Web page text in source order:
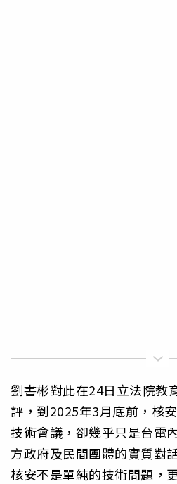
劉書彬對此在24日立法院教
評，到2025年3月底前，核
技術會議，卻幾乎只是台電
方政府及民間團體的實質對
核安不是單純的技術問題，